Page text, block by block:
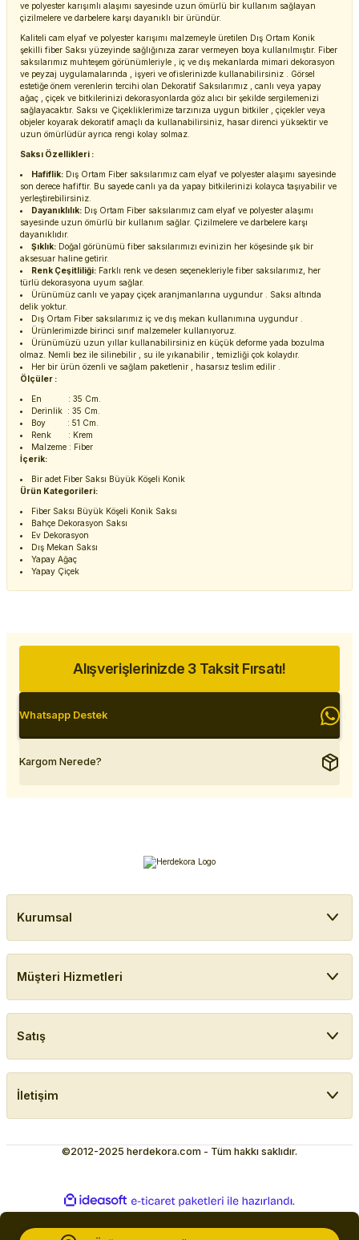
ve polyester karışımlı alaşımı sayesinde uzun ömürlü bir kullanım sağlayan
çizilmelere ve darbelere karşı dayanıklı bir üründür.
Kaliteli cam elyaf ve polyester karışımı malzemeyle üretilen Dış Ortam Konik
şekilli fiber Saksı yüzeyinde sağlığınıza zarar vermeyen boya kullanılmıştır. Fiber
saksılarımız muhteşem görünümleriyle , iç ve dış mekanlarda mimari dekorasyon
ve peyzaj uygulamalarında , işyeri ve ofislerinizde kullanabilirsiniz . Görsel
estetiğe önem verenlerin tercihi olan Dekoratif Saksılarımız , canlı veya yapay
ağaç , çiçek ve bitkilerinizi dekorasyonlarda göz alıcı bir şekilde sergilemenizi
sağlayacaktır. Saksı ve Çiçekliklerimize tarzınıza uygun bitkiler , çiçekler veya
objeler koyarak dekoratif amaçlı da kullanabilirsiniz, hasar direnci yüksektir ve
uzun ömürlüdür ayrıca rengi kolay solmaz.
Saksı Özellikleri :
Hafiflik: Dış Ortam Fiber saksılarımız cam elyaf ve polyester alaşımı sayesinde
son derece hafiftir. Bu sayede canlı ya da yapay bitkilerinizi kolayca taşıyabilir ve
yerleştirebilirsiniz.
Dayanıklılık: Dış Ortam Fiber saksılarımız cam elyaf ve polyester alaşımı
sayesinde uzun ömürlü bir kullanım sağlar. Çizilmelere ve darbelere karşı
dayanıklıdır.
Şıklık: Doğal görünümü fiber saksılarımızı evinizin her köşesinde şık bir
aksesuar haline getirir.
Renk Çeşitliliği: Farklı renk ve desen seçenekleriyle fiber saksılarımız, her
türlü dekorasyona uyum sağlar.
Ürünümüz canlı ve yapay çiçek aranjmanlarına uygundur . Saksı altında
delik yoktur.
Dış Ortam Fiber saksılarımız iç ve dış mekan kullanımına uygundur .
Ürünlerimizde birinci sınıf malzemeler kullanıyoruz.
Ürünümüzü uzun yıllar kullanabilirsiniz en küçük deforme yada bozulma
olmaz. Nemli bez ile silinebilir , su ile yıkanabilir , temizliği çok kolaydır.
Her bir ürün özenli ve sağlam paketlenir , hasarsız teslim edilir .
Ölçüler :
En : 35 Cm.
Derinlik : 35 Cm.
Boy : 51 Cm.
Renk : Krem
Malzeme : Fiber
İçerik:
Bir adet Fiber Saksı Büyük Köşeli Konik
Ürün Kategorileri:
Fiber Saksı Büyük Köşeli Konik Saksı
Bahçe Dekorasyon Saksı
Ev Dekorasyon
Dış Mekan Saksı
Yapay Ağaç
Yapay Çiçek
Alışverişlerinizde 3 Taksit Fırsatı!
Whatsapp Destek
Kargom Nerede?
Kurumsal
Müşteri Hizmetleri
Satış
İletişim
©2012-2025 herdekora.com - Tüm hakkı saklıdır.
ideasoft
e-
ticaret
hazırlandı.